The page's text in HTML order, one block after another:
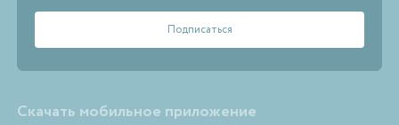
Скачать мобильное приложение